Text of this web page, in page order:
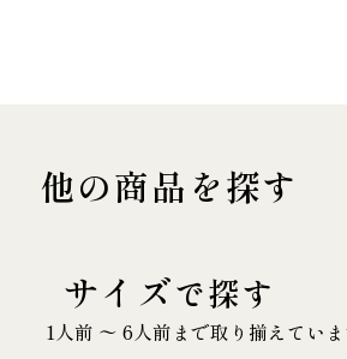
他の商品を探す
サイズで探す
1人前 〜 6人前まで取り揃えてい